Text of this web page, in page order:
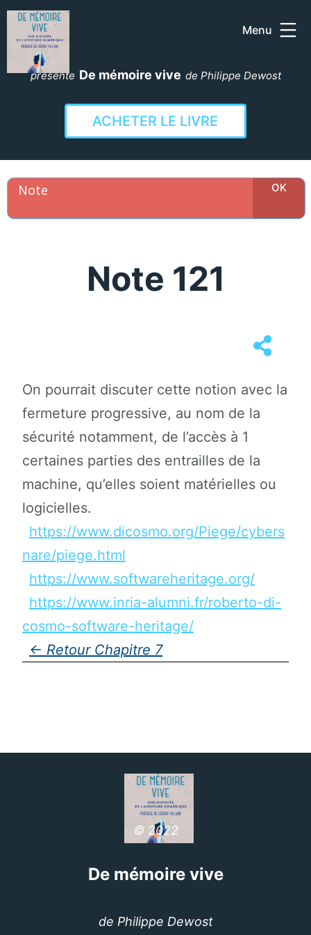
Aller
contenu
Menu
présente De mémoire vive de Philippe Dewost
ACHETER LE LIVRE
Note 121
On pourrait discuter cette notion avec la
fermeture progressive, au nom de la
sécurité notamment, de l’accès à 1
certaines parties des entrailles de la
machine, qu’elles soient matérielles ou
logicielles.
https://www.dicosmo.org/Piege/cybers
nare/piege.html
https://www.softwareheritage.org/
https://www.inria-alumni.fr/roberto-di-
cosmo-software-heritage/
Chapitre 7
© 2022
De mémoire vive
de Philippe Dewost